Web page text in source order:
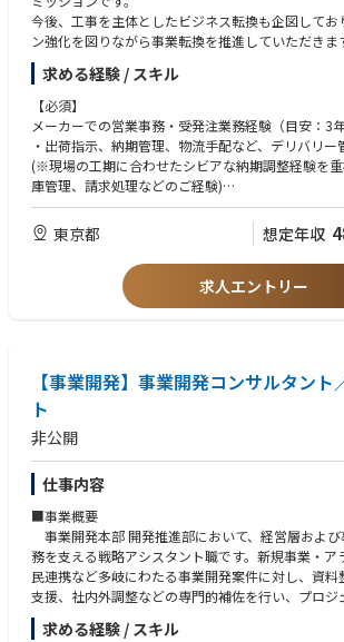
今後、工事を主体としたビジネス転換も企図してお
ン強化を図りながら事業転換を推進していただきま
創業地・創業ビジネスにおけるエリアの売上拡大を
営業事務として、ゼネコンやデベロッパー等へのス
をお願いします。
受発注業務を主としながらも、確実な納材管理とオ
により顧客信頼度を高めていただく重要なポジショ
1. デリバリー＆納材管理（物流オペレーション）・
件の出荷指示、および配送手配の実行。・購買部（
携し、国内在庫状況や輸入リードタイムを踏まえ
ネコンやビルダーの工期に合わせた「現場配送」の
突発的なトラブル（納期変更等）への迅速な対応。
等）の発行。・顧客からの一次問い合わせ（在庫
等）への的確な対応。
3. 業務効率化・プロセス改善・受発注や出荷指示に
可視化とマニュアル化。・ITツール（SFA/CRM、
用による、営業事務全体のオペレーション効率化の
求める経験 / スキル
【必須】
メーカーでの営業事務・受発注業務経験（目安：3年
・出荷指示、納期管理、物流手配など、デリバリー
(※現場の工期に合わせたシビアな納期調整経験を
庫管理、請求処理などのご経験)
上記に加え、下記いずれかのご経験
・建材、住宅設備または建設業界での営業事務
・ビジネスレベルの書類作成スキル（Excelでの進捗
・複数のステークホルダー（営業、購買、顧客、本
・輸入商材を取り扱うビジネスでの就業経験（※
は不問だが、輸入の商流リードタイムの概念を理解
・Webサイト（CMS）の簡易な更新経験、または企
稿経験
・業務プロセスの改善（マニュアル作成やITツール
自ら主導した経験
東京都 想定年収
求人エントリー
【事業開発】事業開発コンサルタント
ト
非公開
仕事内容
■事業概要
事業開発本部 開発推進部において、経営層およ
務を支える戦略アシスタント職です。新規事業・ア
民連携など多岐にわたる事業開発案件に対し、資
支援、社内外調整などの専門的補佐を行い、プロジ
ていただきます。
求める経験 / スキル